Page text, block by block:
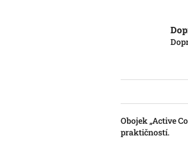
Obojek „Active
praktičností.